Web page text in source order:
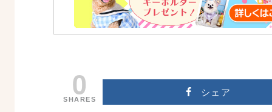
0
SHARES
シェア